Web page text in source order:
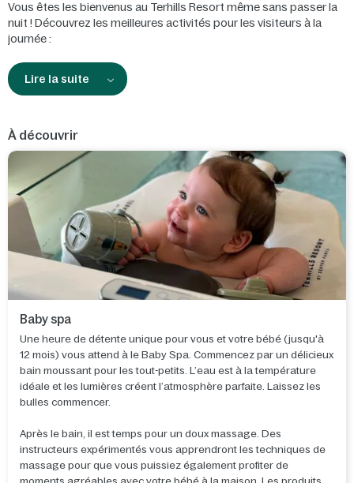
Vous êtes les bienvenus au Terhills Resort même sans passer la
nuit ! Découvrez les meilleures activités pour les visiteurs à la
journée :
Lire la suite
À découvrir
Baby spa
Une heure de détente unique pour vous et votre bébé (jusqu'à
12 mois) vous attend à le Baby Spa. Commencez par un délicieux
bain moussant pour les tout-petits. L’eau est à la température
idéale et les lumières créent l’atmosphère parfaite. Laissez les
bulles commencer.
Après le bain, il est temps pour un doux massage. Des
instructeurs expérimentés vous apprendront les techniques de
massage pour que vous puissiez également profiter de